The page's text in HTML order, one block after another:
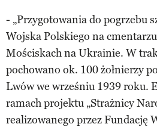
- „Przygotowania do pogrzebu
Wojska Polskiego na
Mościskach na Ukrainie. W
pochowano ok. 100 żołnierzy
Lwów we wrześniu 1939 roku.
ramach projektu „Strażnicy
realizowanego przez Fundację